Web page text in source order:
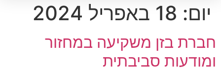
יום: 18 באפריל 2024
חברת בזן משקיעה במחזור
ומודעות סביבתית